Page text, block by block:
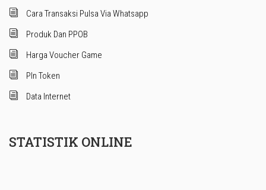
Cara Transaksi Pulsa Via Whatsapp
Produk Dan PPOB
Harga Voucher Game
Pln Token
Data Internet
STATISTIK ONLINE